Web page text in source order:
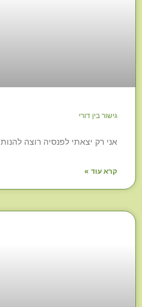
גישור בין דורי
אני רק יצאתי לפנסיה רוצה להנות
קרא עוד »